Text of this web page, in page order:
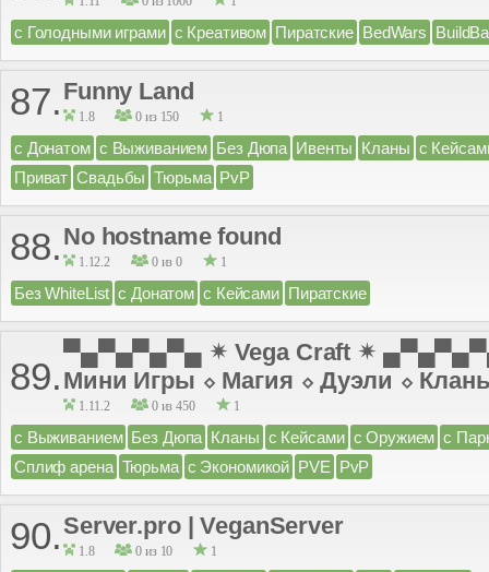
с Голодными играми с Креативом Пиратские BedWars
87. Funny Land
1.8 0 из 150 1
с Донатом с Выживанием Без Дюпа Ивенты Кланы с
Приват Свадьбы Тюрьма PvP
88. No hostname found
1.12.2 0 из 0 1
Без WhiteList с Донатом с Кейсами Пиратские
89.
▀▄▀▄▀▄▀▄ ✴ Vega Craft ✴
Мини Игры ⬦ Магия ⬦ Дуэли ⬦
1.11.2 0 из 450 1
с Выживанием Без Дюпа Кланы с Кейсами с Оружием с
Сплиф арена Тюрьма с Экономикой PVE PvP
90. Server.pro | VeganServer
1.8 0 из 10 1